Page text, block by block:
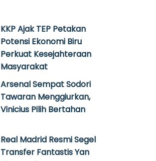
KKP Ajak TEP Petakan
Potensi Ekonomi Biru
Perkuat Kesejahteraan
Masyarakat
Arsenal Sempat Sodori
Tawaran Menggiurkan,
Vinicius Pilih Bertahan
Real Madrid Resmi Segel
Transfer Fantastis Yan